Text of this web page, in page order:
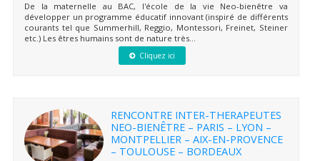
De la maternelle au BAC, l'école de la vie Neo-bienêtre va
développer un programme éducatif innovant (inspiré de différents
courants tel que Summerhill, Reggio, Montessori, Freinet, Steiner
etc.) Les êtres humains sont de nature très...
Cliquez ici
RENCONTRE INTER-THERAPEUTES
NEO-BIENÊTRE – PARIS – LYON –
MONTPELLIER – AIX-EN-PROVENCE
– TOULOUSE – BORDEAUX